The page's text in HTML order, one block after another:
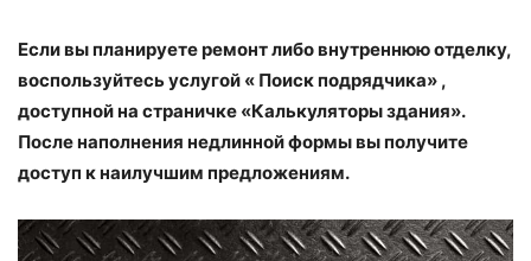
Если вы планируете ремонт либо внутреннюю отделку,
воспользуйтесь услугой « Поиск подрядчика» ,
доступной на страничке «Калькуляторы здания».
После наполнения недлинной формы вы получите
доступ к наилучшим предложениям.